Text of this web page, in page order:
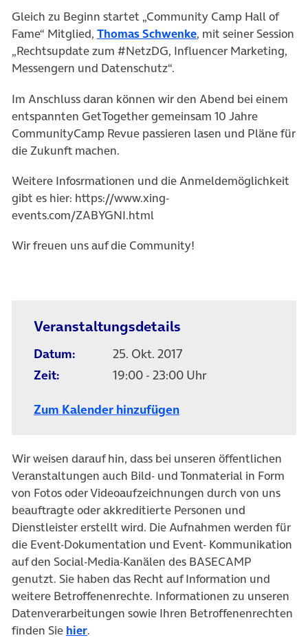
Gleich zu Beginn startet „Community Camp Hall of
Fame“ Mitglied, Thomas Schwenke, mit seiner Session
„Rechtsupdate zum #NetzDG, Influencer Marketing,
Messengern und Datenschutz“.
Im Anschluss daran können wir den Abend bei einem
entspannten GetTogether gemeinsam 10 Jahre
CommunityCamp Revue passieren lasen und Pläne für
die Zukunft machen.
Weitere Infosrmationen und die Anmeldemöglichkeit
gibt es hier: https://www.xing-
events.com/ZABYGNI.html
Wir freuen uns auf die Community!
Veranstaltungsdetails
Datum:
25. Okt. 2017
Zeit:
19:00 - 23:00 Uhr
Zum Kalender hinzufügen
Wir weisen darauf hin, dass bei unseren öffentlichen
Veranstaltungen auch Bild- und Tonmaterial in Form
von Fotos oder Videoaufzeichnungen durch von uns
beauftragte oder akkreditierte Personen und
Dienstleister erstellt wird. Die Aufnahmen werden für
die Event-Dokumentation und Event- Kommunikation
auf den Social-Media-Kanälen des BASECAMP
genutzt. Sie haben das Recht auf Information und
weitere Betroffenenrechte. Informationen zu unseren
Datenverarbeitungen sowie Ihren Betroffenenrechten
finden Sie hier.